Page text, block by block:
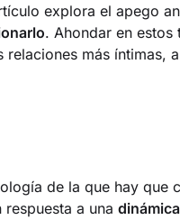
explora el apego
. Ahondar en estos
más íntimas,
de la que hay que
respuesta a una